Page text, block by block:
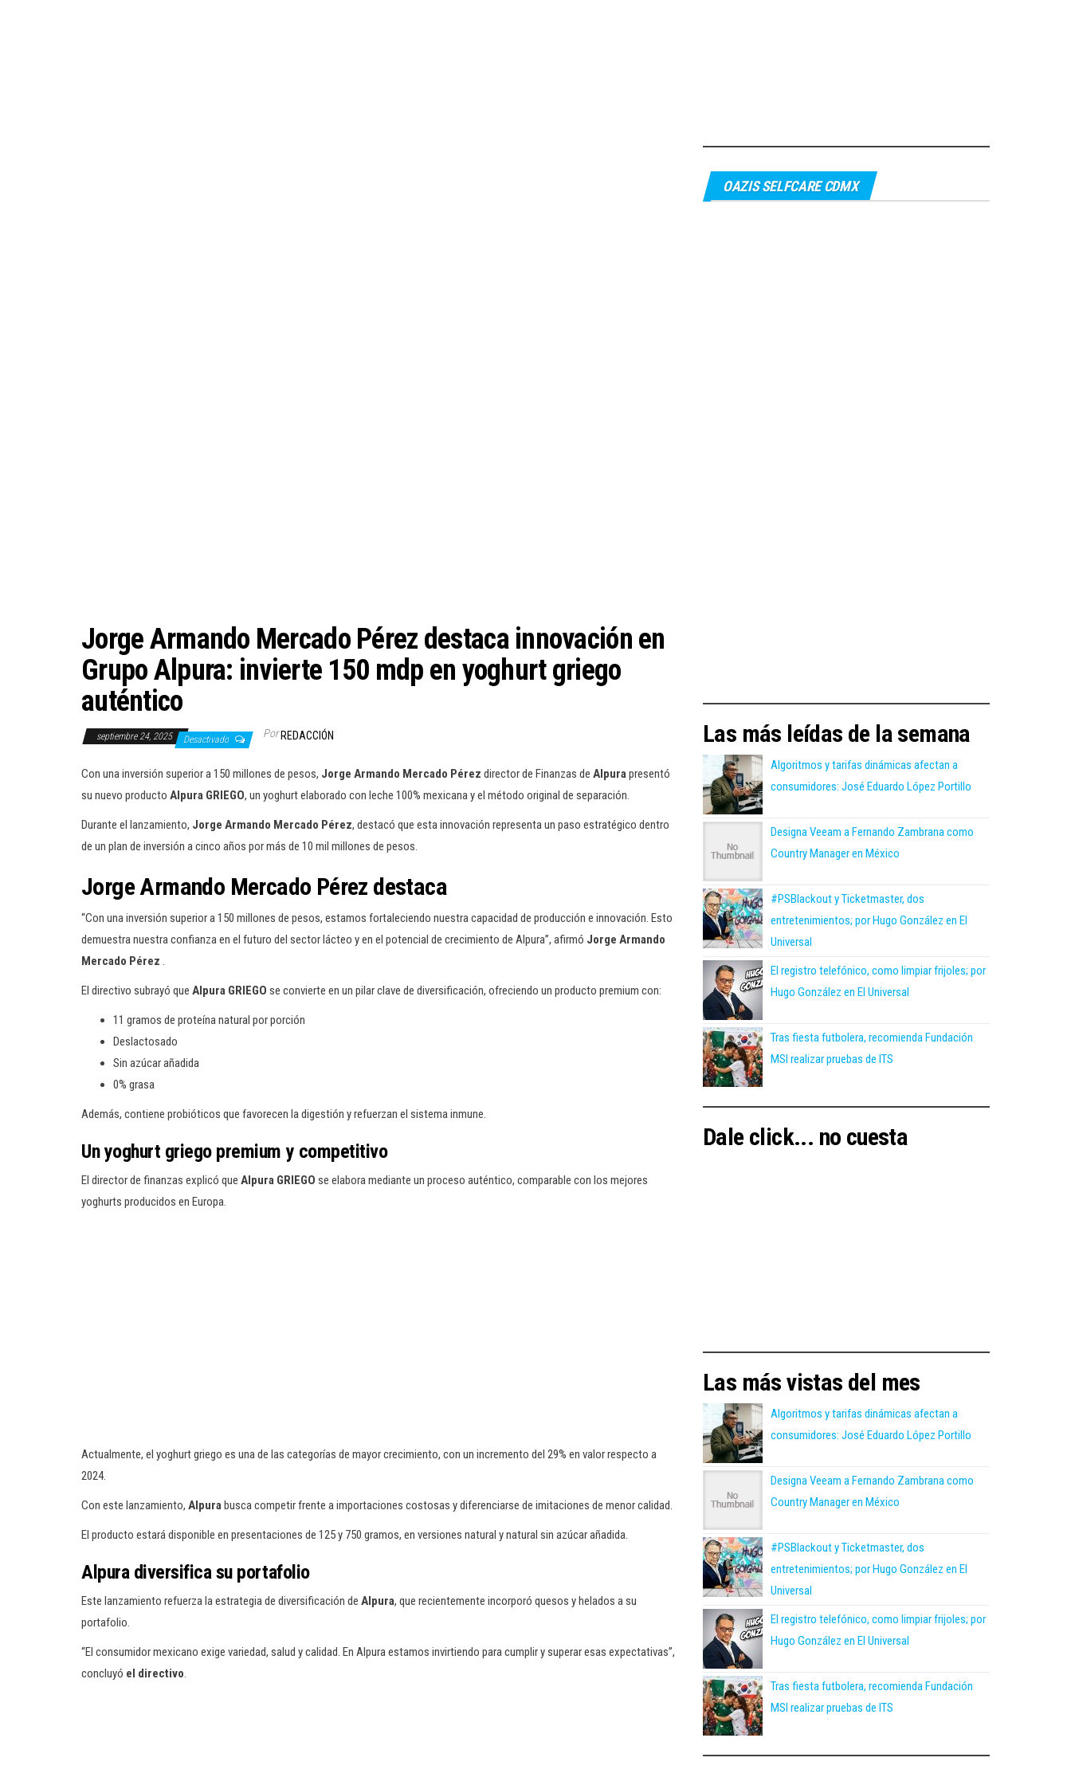
Jorge Armando Mercado Pérez destaca innovación en
Grupo Alpura: invierte 150 mdp en yoghurt griego
auténtico
septiembre 24, 2025 Desactivado Por REDACCIÓN
Con una inversión superior a 150 millones de pesos, Jorge Armando Mercado Pérez director de Finanzas de Alpurapresentó
su nuevo producto Alpura GRIEGO, un yoghurt elaborado con leche 100% mexicana y el método original de separación.
Durante el lanzamiento, Jorge Armando Mercado Pérez, destacó que esta innovación representa un paso estratégico dentro
de un plan de inversión a cinco años por más de 10 mil millones de pesos.
Jorge Armando Mercado Pérez destaca
“Con una inversión superior a 150 millones de pesos, estamos fortaleciendo nuestra capacidad de producción e innovación. Esto
demuestra nuestra confianza en el futuro del sector lácteo y en el potencial de crecimiento de Alpura”, afirmó Jorge Armando
Mercado Pérez .
El directivo subrayó que Alpura GRIEGO se convierte en un pilar clave de diversificación, ofreciendo un producto premium con:
11 gramos de proteína natural por porción
Deslactosado
Sin azúcar añadida
0% grasa
Además, contiene probióticos que favorecen la digestión y refuerzan el sistema inmune.
Un yoghurt griego premium y competitivo
El director de finanzas explicó que Alpura GRIEGO se elabora mediante un proceso auténtico, comparable con los mejores
yoghurts producidos en Europa.
Actualmente, el yoghurt griego es una de las categorías de mayor crecimiento, con un incremento del 29% en valor respecto a
2024.
Con este lanzamiento, Alpurabusca competir frente a importaciones costosas y diferenciarse de imitaciones de menor calidad.
El producto estará disponible en presentaciones de 125 y 750 gramos, en versiones natural y natural sin azúcar añadida.
Alpura diversifica su portafolio
Este lanzamiento refuerza la estrategia de diversificación de Alpura, que recientemente incorporó quesos y helados a su
portafolio.
“El consumidor mexicano exige variedad, salud y calidad. En Alpura estamos invirtiendo para cumplir y superar esas expectativas”,
concluyó el directivo.
OAZIS SELFCARE CDMX
Las más leídas de la semana
Algoritmos y tarifas dinámicas afectan a
consumidores: José Eduardo López Portillo
Designa Veeam a Fernando Zambrana como
Country Manager en México
#PSBlackout y Ticketmaster, dos
entretenimientos; por Hugo González en El
Universal
El registro telefónico, como limpiar frijoles; por
Hugo González en El Universal
Tras fiesta futbolera, recomienda Fundación
MSI realizar pruebas de ITS
Dale click... no cuesta
Las más vistas del mes
Algoritmos y tarifas dinámicas afectan a
consumidores: José Eduardo López Portillo
Designa Veeam a Fernando Zambrana como
Country Manager en México
#PSBlackout y Ticketmaster, dos
entretenimientos; por Hugo González en El
Universal
El registro telefónico, como limpiar frijoles; por
Hugo González en El Universal
Tras fiesta futbolera, recomienda Fundación
MSI realizar pruebas de ITS